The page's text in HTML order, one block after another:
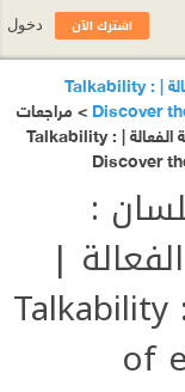
طلاقة اللسان : اكتشف أسرار المحادثة الفعالة | Talkability :
Discover > مراجعات
كتاب طلاقة اللسان : اكتشف أسرار المحادثة الفعالة | Talkability :
Discover
:
|
of
اشترك الآن دخول